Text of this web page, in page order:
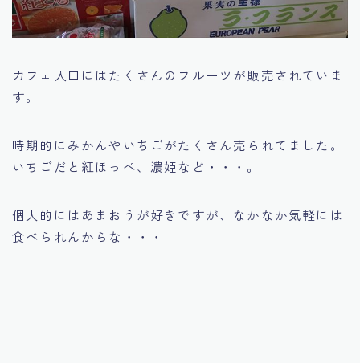
カフェ入口にはたくさんのフルーツが販売されていま
す。
時期的にみかんやいちごがたくさん売られてました。
いちごだと紅ほっぺ、濃姫など・・・。
個人的にはあまおうが好きですが、なかなか気軽には
食べられんからな・・・